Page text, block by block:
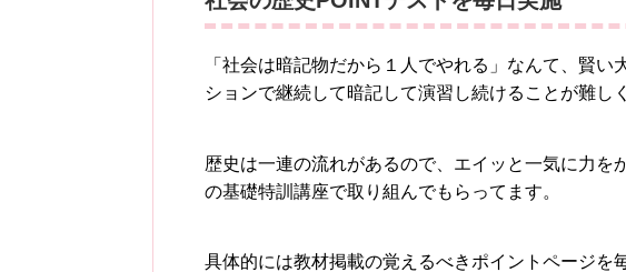
「社会は暗記物だから１人でやれる」なんて、賢
ションで継続して暗記して演習し続けることが難し
歴史は一連の流れがあるので、エイッと一気に力を
の基礎特訓講座で取り組んでもらってます。
具体的には教材掲載の覚えるべきポイントページを